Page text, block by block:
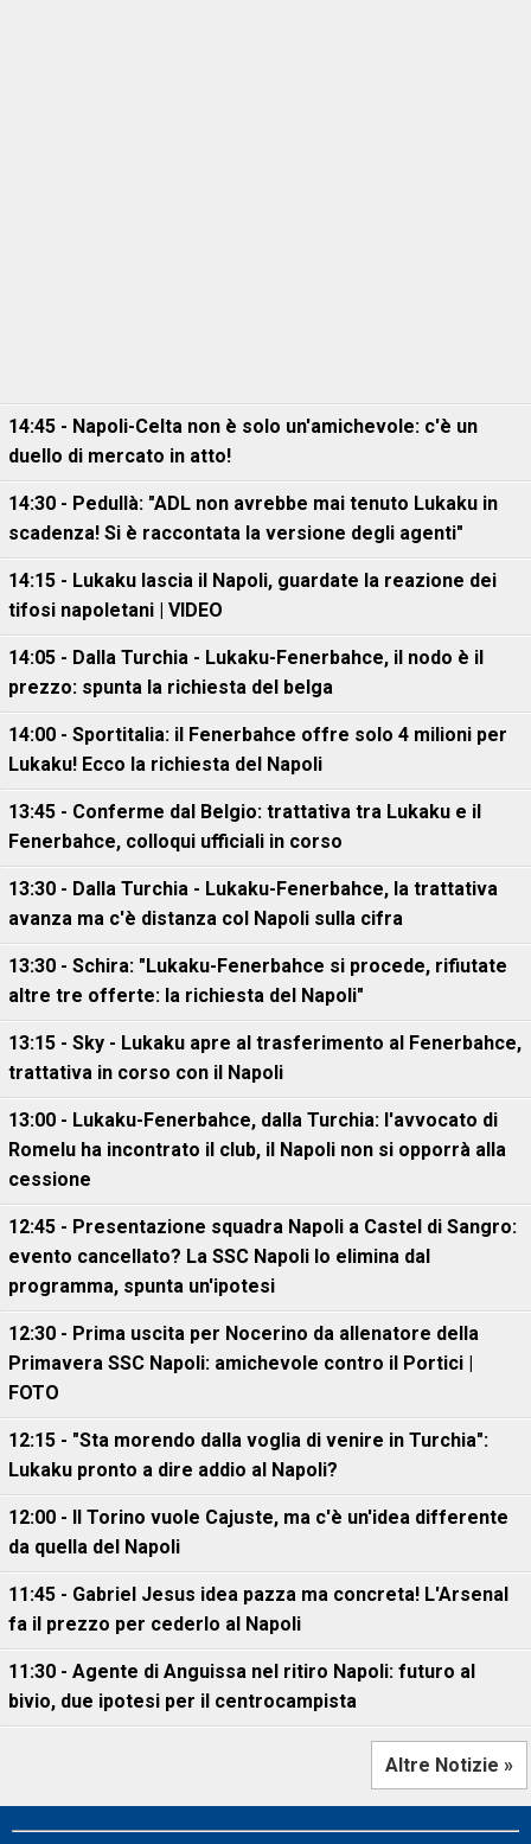
14:45 - Napoli-Celta non è solo un'amichevole: c'è un
duello di mercato in atto!
14:30 - Pedullà: "ADL non avrebbe mai tenuto Lukaku in
scadenza! Si è raccontata la versione degli agenti"
14:15 - Lukaku lascia il Napoli, guardate la reazione dei
tifosi napoletani | VIDEO
14:05 - Dalla Turchia - Lukaku-Fenerbahce, il nodo è il
prezzo: spunta la richiesta del belga
14:00 - Sportitalia: il Fenerbahce offre solo 4 milioni per
Lukaku! Ecco la richiesta del Napoli
13:45 - Conferme dal Belgio: trattativa tra Lukaku e il
Fenerbahce, colloqui ufficiali in corso
13:30 - Dalla Turchia - Lukaku-Fenerbahce, la trattativa
avanza ma c'è distanza col Napoli sulla cifra
13:30 - Schira: "Lukaku-Fenerbahce si procede, rifiutate
altre tre offerte: la richiesta del Napoli"
13:15 - Sky - Lukaku apre al trasferimento al Fenerbahce,
trattativa in corso con il Napoli
13:00 - Lukaku-Fenerbahce, dalla Turchia: l'avvocato di
Romelu ha incontrato il club, il Napoli non si opporrà alla
cessione
12:45 - Presentazione squadra Napoli a Castel di Sangro:
evento cancellato? La SSC Napoli lo elimina dal
programma, spunta un'ipotesi
12:30 - Prima uscita per Nocerino da allenatore della
Primavera SSC Napoli: amichevole contro il Portici |
FOTO
12:15 - "Sta morendo dalla voglia di venire in Turchia":
Lukaku pronto a dire addio al Napoli?
12:00 - Il Torino vuole Cajuste, ma c'è un'idea differente
da quella del Napoli
11:45 - Gabriel Jesus idea pazza ma concreta! L'Arsenal
fa il prezzo per cederlo al Napoli
11:30 - Agente di Anguissa nel ritiro Napoli: futuro al
bivio, due ipotesi per il centrocampista
Altre Notizie »